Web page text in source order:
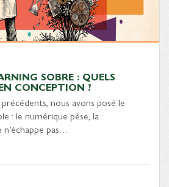
SOBRE : QUELS
CONCEPTION ?
nous avons posé le
: le numérique pèse, la
pas…